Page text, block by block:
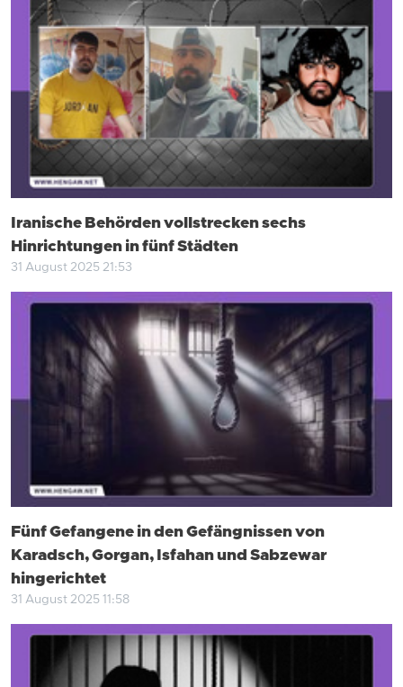
Iranische Behörden vollstrecken sechs
Hinrichtungen in fünf Städten
31 August 2025 21:53
Fünf Gefangene in den Gefängnissen von
Karadsch, Gorgan, Isfahan und Sabzewar
hingerichtet
31 August 2025 11:58